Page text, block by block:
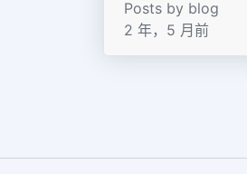
Posts by blog
2 年，5 月前